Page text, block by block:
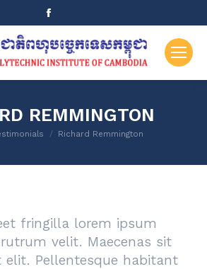
page
opens
in
new
REMMINGTON
here: Richard Remmington
fringilla lorem ipsum
velit. Maecenas sit
Pellentesque habitant